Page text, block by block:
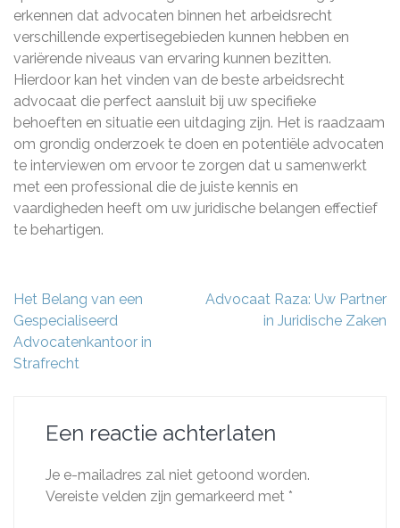
erkennen dat advocaten binnen het arbeidsrecht
verschillende expertisegebieden kunnen hebben en
variërende niveaus van ervaring kunnen bezitten.
Hierdoor kan het vinden van de beste arbeidsrecht
advocaat die perfect aansluit bij uw specifieke
behoeften en situatie een uitdaging zijn. Het is raadzaam
om grondig onderzoek te doen en potentiële advocaten
te interviewen om ervoor te zorgen dat u samenwerkt
met een professional die de juiste kennis en
vaardigheden heeft om uw juridische belangen effectief
te behartigen.
Berichtnavigatie
Het Belang van een
Gespecialiseerd
Advocatenkantoor in
Strafrecht
Advocaat Raza: Uw Partner
in Juridische Zaken
Een reactie achterlaten
Je e-mailadres zal niet getoond worden.
Vereiste velden zijn gemarkeerd met *